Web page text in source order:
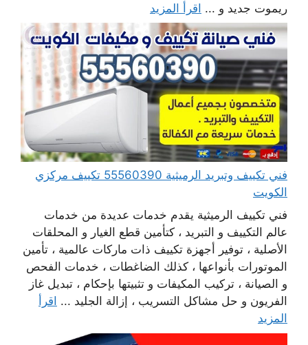
ريموت جديد و ... اقرأ المزيد
فني تكييف وتبريد الرميثية 55560390 تكييف مركزي
الكويت
فني تكييف الرميثية يقدم خدمات عديدة من خدمات
عالم التكييف و التبريد ، كتأمين قطع الغيار و المحلقات
الأصلية ، توفير أجهزة تكييف ذات ماركات عالمية ، تأمين
الموتورات بأنواعها ، كذلك الضاغطات ، خدمات الفحص
و الصيانة ، تركيب المكيفات و تثبيتها بإحكام ، تبديل غاز
الفريون و حل مشاكل التسريب ، إزالة الجليد ... اقرأ
المزيد